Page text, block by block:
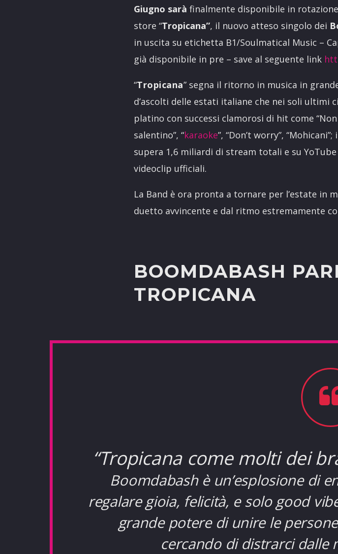
Giugno saràfinalmente disponibile in
store “Tropicana”, il nuovo atteso singolo dei
in uscita su etichetta B1/Soulmatical Music –
già disponibile in pre – save al seguente link
“Tropicana” segna il ritorno in musica in
d’ascolti delle estati italiane che nei soli ultimi
platino con successi clamorosi di hit come
salentino”, “karaoke”, “Don’t worry”,
supera 1,6 miliardi di stream totali e su
videoclip ufficiali.
La Band è ora pronta a tornare per l’estate in
duetto avvincente e dal ritmo estremamente
BOOMDABASH
TROPICANA
“Tropicana come molti dei
Boomdabash è un’esplosione di
regalare gioia, felicità, e solo good
grande potere di unire le
cercando di distrarci dalle